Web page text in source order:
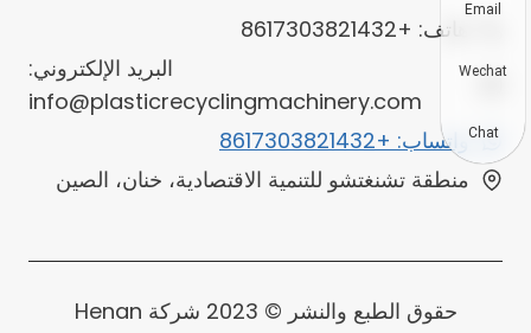
هاتف: +8617303821432
البريد الإلكتروني:
info@plasticrecyclingmachinery.com
واتساب: +8617303821432
منطقة تشنغتشو للتنمية الاقتصادية، خنان، الصين
حقوق الطبع والنشر © 2023 شركة Henan
Email
Wechat
Chat